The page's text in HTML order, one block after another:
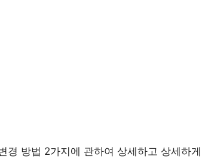
경 방법 2가지에 관하여 상세하고 상세하게